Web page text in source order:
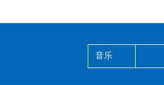
音乐